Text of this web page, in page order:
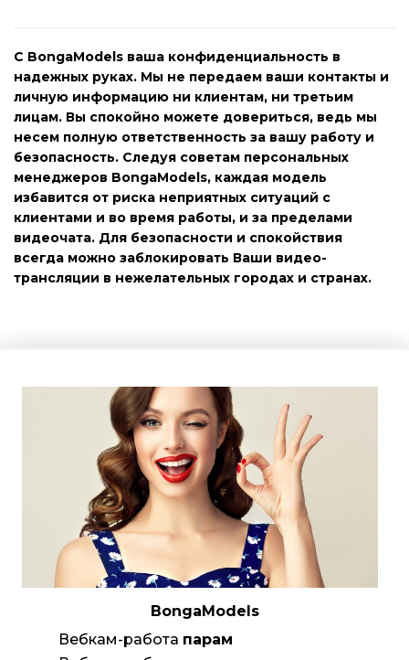
С BongaModels ваша конфиденциальность в
надежных руках. Мы не передаем ваши контакты и
личную информацию ни клиентам, ни третьим
лицам. Вы спокойно можете довериться, ведь мы
несем полную ответственность за вашу работу и
безопасность. Следуя советам персональных
менеджеров BongaModels, каждая модель
избавится от риска неприятных ситуаций с
клиентами и во время работы, и за пределами
видеочата. Для безопасности и спокойствия
всегда можно заблокировать Ваши видео-
трансляции в нежелательных городах и странах.
BongaModels
Вебкам-работа парам